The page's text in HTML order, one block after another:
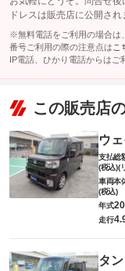
ドレスは販売店に公開され
※無料電話をご利用の場合は
番号ご利用の際の注意点は こ
IP電話、ひかり電話からはご
この販売店
ウ
支払総
(税込)(
車両本
(税込)
年式
走行
タン